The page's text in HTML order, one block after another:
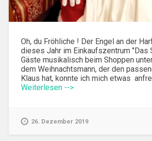
Oh, du Fröhliche ! Der Engel an der
dieses Jahr im Einkaufszentrum "Das
Gäste musikalisch beim Shoppen
dem Weihnachtsmann, der den
Klaus hat, konnte ich mich etwas
Weiterlesen -->
26. Dezember 2019